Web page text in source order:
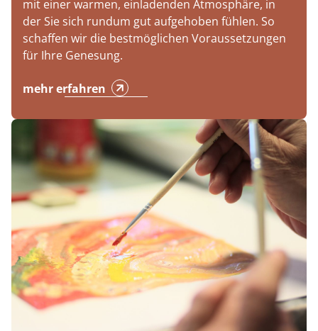
mit einer warmen, einladenden Atmosphäre, in
der Sie sich rundum gut aufgehoben fühlen. So
schaffen wir die bestmöglichen Voraussetzungen
für Ihre Genesung.
mehr erfahren